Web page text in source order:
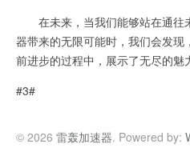
在未来，当我们能够站在通往
器带来的无限可能时，我们会发现
前进步的过程中，展示了无尽的魅
#3#
© 2026 雷轰加速器. Powered by: